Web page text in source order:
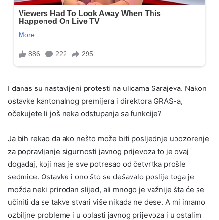
I danas su nastavljeni protesti na ulicama Sarajeva. Nakon
ostavke kantonalnog premijera i direktora GRAS-a,
očekujete li još neka odstupanja sa funkcije?
Ja bih rekao da ako nešto može biti posljednje upozorenje
za popravljanje sigurnosti javnog prijevoza to je ovaj
događaj, koji nas je sve potresao od četvrtka prošle
sedmice. Ostavke i ono što se dešavalo poslije toga je
možda neki prirodan slijed, ali mnogo je važnije šta će se
učiniti da se takve stvari više nikada ne dese. A mi imamo
ozbiljne probleme i u oblasti javnog prijevoza i u ostalim